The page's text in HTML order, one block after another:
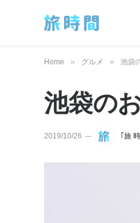
Home » グルメ » 池袋
池袋の
2019/10/26 ｢旅